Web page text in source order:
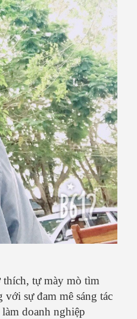
thích, tự mày mò tìm
sự đam mê sáng tác
doanh nghiệp